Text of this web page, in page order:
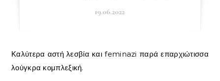
19.06.2022
Καλύτερα αστή λεσβία και feminazi παρά επαρχιώτισσα
λούγκρα κομπλεξική.